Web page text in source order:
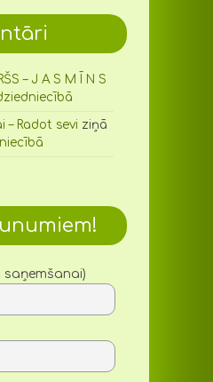
– J A S M Ī N S
Radot sevi ziņā
saņemšanai)